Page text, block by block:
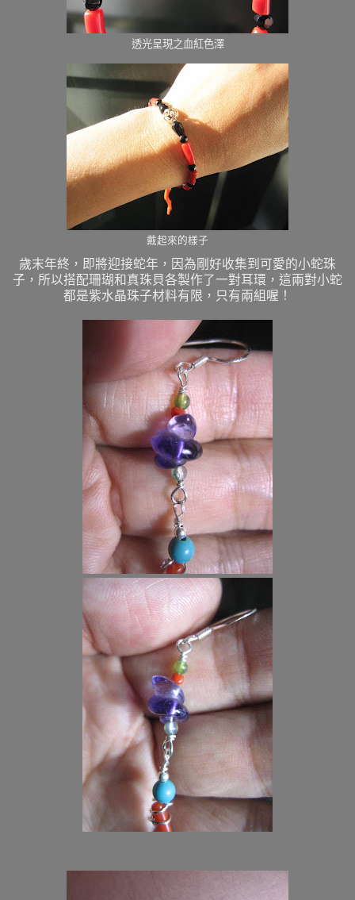
透光呈現之血紅色澤
戴起來的樣子
歲末年終，即將迎接蛇年，因為剛好收集到可愛的小蛇珠
子，所以搭配珊瑚和真珠貝各製作了一對耳環， 這兩對小蛇
都是紫水晶珠子材料有限，只有兩組喔！